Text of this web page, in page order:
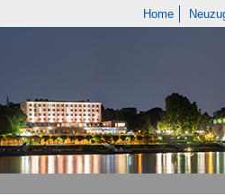
Home